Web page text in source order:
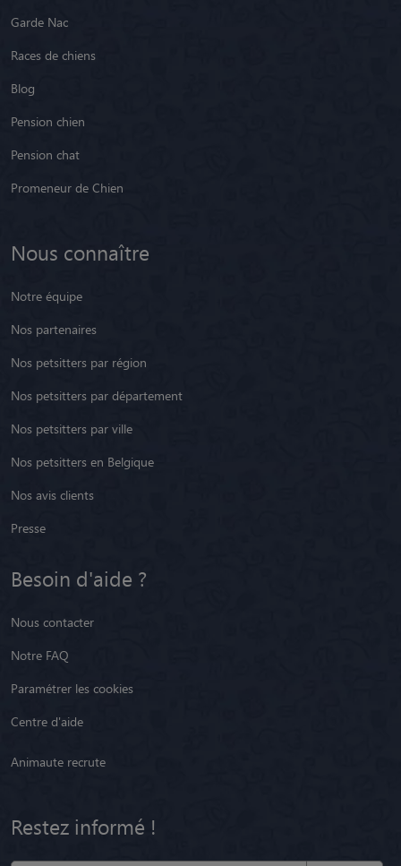
Garde Nac
Races de chiens
Blog
Pension chien
Pension chat
Promeneur de Chien
Nous connaître
Notre équipe
Nos partenaires
Nos petsitters par région
Nos petsitters par département
Nos petsitters par ville
Nos petsitters en Belgique
Nos avis clients
Presse
Besoin d'aide ?
Nous contacter
Notre FAQ
Paramétrer les cookies
Centre d'aide
Animaute recrute
Restez informé !